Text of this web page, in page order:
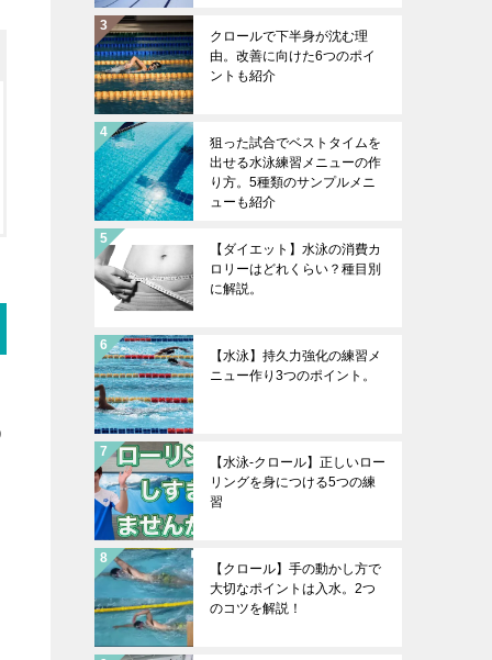
クロールで下半身が沈む理
由。改善に向けた6つのポイ
ントも紹介
狙った試合でベストタイムを
出せる水泳練習メニューの作
り方。5種類のサンプルメニ
ューも紹介
【ダイエット】水泳の消費カ
ロリーはどれくらい？種目別
に解説。
【水泳】持久力強化の練習メ
ニュー作り3つのポイント。
【水泳-クロール】正しいロー
リングを身につける5つの練
習
【クロール】手の動かし方で
大切なポイントは入水。2つ
のコツを解説！